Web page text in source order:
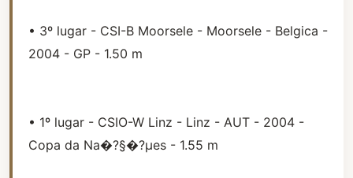
• 3º lugar - CSI-B Moorsele - Moorsele - Belgica -
2004 - GP - 1.50 m
• 1º lugar - CSIO-W Linz - Linz - AUT - 2004 -
Copa da Na�?§�?µes - 1.55 m